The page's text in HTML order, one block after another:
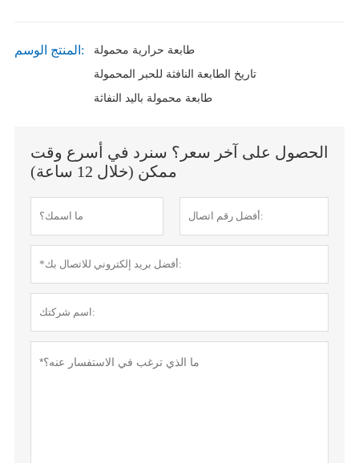
المنتج الوسم:
طابعة حرارية محمولة
تاريخ الطابعة النافثة للحبر المحمولة
طابعة محمولة باليد النفاثة
الحصول على آخر سعر؟ سنرد في أسرع وقت
ممكن (خلال 12 ساعة)